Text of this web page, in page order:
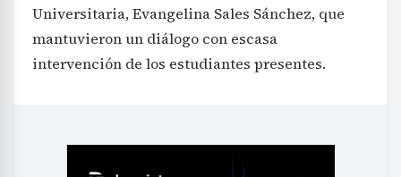
Universitaria, Evangelina Sales Sánchez, que
mantuvieron un diálogo con escasa
intervención de los estudiantes presentes.